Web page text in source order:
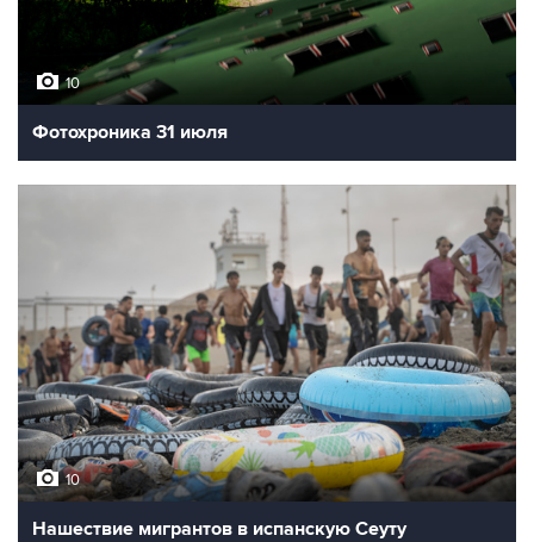
10
Фотохроника 31 июля
10
Нашествие мигрантов в испанскую Сеуту